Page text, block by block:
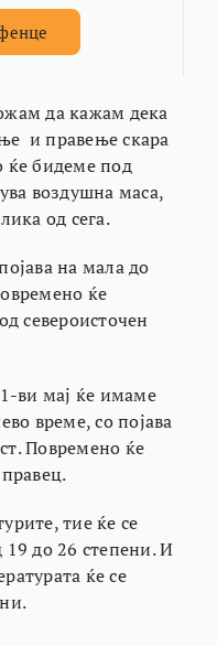
да кажам дека
и правење скара
ќе бидеме под
воздушна маса,
од сега.
на мала до
ќе
североисточен
ви мај ќе имаме
време, со појава
Повремено ќе
тие ќе се
19 до 26 степени. И
ќе се